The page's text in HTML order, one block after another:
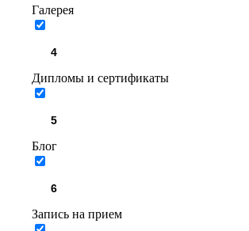
Галерея
Дипломы и сертификаты
Блог
Запись на прием